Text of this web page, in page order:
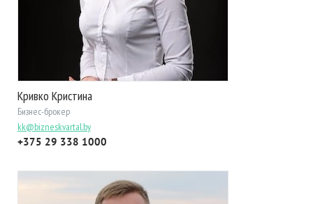
Кривко Кристина
Бизнес-брокер
kk@bizneskvartal.by
+375 29 338 1000